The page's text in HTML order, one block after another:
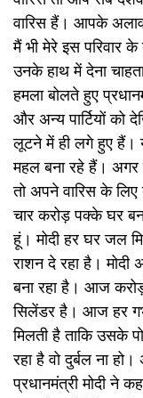
वारिस हैं। आपके
मैं भी मेरे इस परिवार
उनके हाथ में देना
हमला बोलते हुए
और अन्य पार्टियों को
लूटने में ही लगे हुए हैं।
महल बना रहे हैं। अगर
तो अपने वारिस के लिए
चार करोड़ पक्के घर
हूं। मोदी हर घर जल
राशन दे रहा है। मोदी
बना रहा है। आज
सिलेंडर है। आज हर
मिलती है ताकि उसके
रहा है वो दुर्बल ना
प्रधानमंत्री मोदी ने